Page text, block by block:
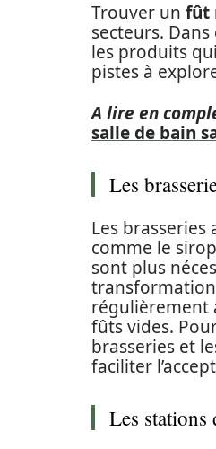
Trouver un fût
secteurs.
les produits
pistes à
A lire en
salle de bain
Les
Les
comme le
sont plus
régulièrement
fûts vides.
brasseries et
faciliter
Les stations